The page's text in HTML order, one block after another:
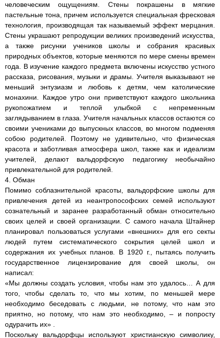
человеческим ощущениям. Стены покрашены в мягкие
пастельные тона, причем используется специальная фресковая
технология, производящая так называемый эффект мерцания.
Стены украшают репродукции великих произведений искусства,
а также рисунки учеников школы и собрания красивых
природных объектов, которые меняются по мере смены времен
года. В изучение каждого предмета включены искусство устного
рассказа, рисования, музыки и драмы. Учителя выказывают не
меньший энтузиазм и любовь к детям, чем католические
монахини. Каждое утро они приветствуют каждого школьника
рукопожатием и теплой улыбкой с непременным
заглядыванием в глаза. Учителя начальных классов остаются со
своими учениками до выпускных классов, во многом подменяя
собою родителей. Поэтому не удивительно, что физическая
красота и заботливая атмосфера школ, также как и идеализм
учителей, делают вальдорфскую педагогику необычайно
привлекательной для родителей.
4. Обман
Помимо соблазнительной красоты, вальдорфские школы для
привлечения детей из неантропософских семей используют
сознательный и заранее разработанный обман относительно
своих целей и своей организации. С самого начала Штайнер
планировал пользоваться услугами «внешних» для его секты
людей путем систематического сокрытия целей школ и
содержания их учебных планов. В 1920 г., пытаясь получить
государственное лицензирование для своей школы, он
написал:
«Мы должны создать условия, чтобы нам это удалось… А для
того, чтобы сделать то, что мы хотим, по меньшей мере
необходимо беседовать с людьми, не потому, что нам это
приятно, но потому, что нам это необходимо, – и попросту
одурачить их» .
Поскольку вальдорфцы используют христианскую символику,